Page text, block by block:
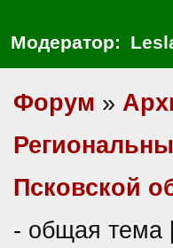
Модератор:
Форум »
Псковской
- общая тема